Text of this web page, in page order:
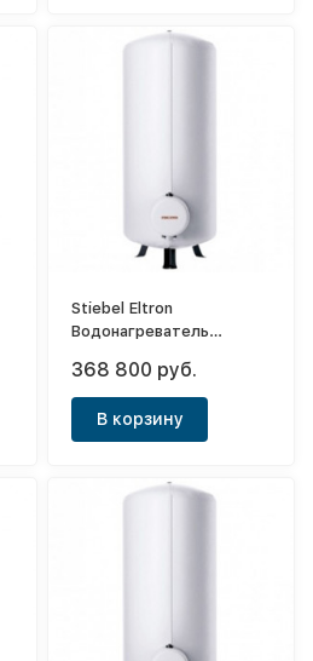
Stiebel Eltron
Водонагреватель
SHW 400 ACE
368 800 руб.
В корзину